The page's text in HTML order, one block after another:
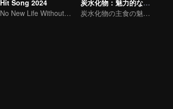
Hit Song 2024
No New Life Without New Songs
炭水化物：魅力的な食べ物コレクション
炭水化物の主食の魅力に注目